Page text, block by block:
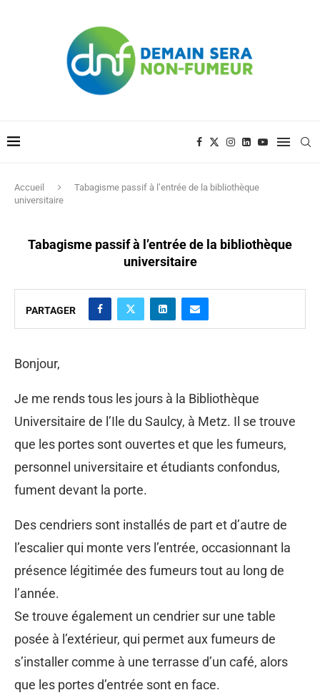
Accueil
Tabagisme passif à l’entrée de la bibliothèque
universitaire
Tabagisme passif à l’entrée de la bibliothèque
universitaire
PARTAGER
Bonjour,
Je me rends tous les jours à la Bibliothèque
Universitaire de l’Ile du Saulcy, à Metz. Il se trouve
que les portes sont ouvertes et que les fumeurs,
personnel universitaire et étudiants confondus,
fument devant la porte.
Des cendriers sont installés de part et d’autre de
l’escalier qui monte vers l’entrée, occasionnant la
présence légitimée des fumeurs tout au long de
l’année.
Se trouve également un cendrier sur une table
posée à l’extérieur, qui permet aux fumeurs de
s’installer comme à une terrasse d’un café, alors
que les portes d’entrée sont en face.